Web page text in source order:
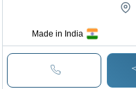
Made in India